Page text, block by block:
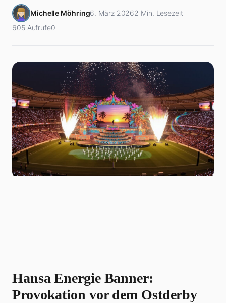
Michelle Möhring6. März 20262 Min. Lesezeit
605 Aufrufe0
Hansa Energie Banner:
Provokation vor dem Ostderby